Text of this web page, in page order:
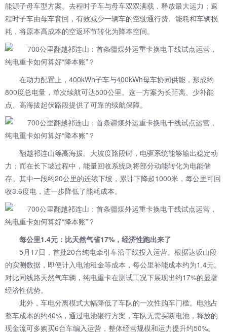
能源子母车型方案。去程时子车与母车双双满载，释放最大运力；返
程时子车由母车背回，有效减少一辆车的空驶通行费、能耗和车辆损
耗，将原本高成本的空返环节转化为降本空间。
在动力配置上，400kWh子车与400kWh母车协同供能，形成约
800度总电量，单次续航可达500公里。这一方案为长距离、少补能
点、高海拔起伏路段提供了可靠的续航保障。
翻越祁连山等高海拔、大坡度路段时，电驱系统能够输出稳定动
力；而在长下坡过程中，能量回收系统则将部分动能转化为电能储
存。其中一段约20公里的连续下坡，累计下降超1000米，每公里可回
收3.6度电，进一步降低了能耗成本。
每公里1.4元：比天然气省17%，经济性跑出来了
5月17日，首批20台纯电牵引车沿干线投入运营。根据达坂山段
的实测数据，即便计入电池租金等成本，每公里补能成本约为1.4元。
对比同线路天然气车辆，纯电重卡在测试工况下展现出约17%的显著
经济性优势。
此外，车电分离模式大幅降低了车队的一次性购车门槛。电池占
整车成本的约40%，通过电池银行方案，车队无需买断电池，释放的
现金流可多购买6台车编入运营，整体经营规模和运力提升约50%。